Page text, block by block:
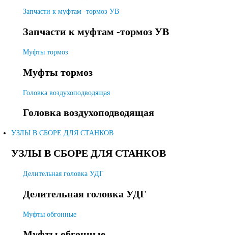
Запчасти к муфтам -тормоз УВ
Запчасти к муфтам -тормоз УВ
Муфты тормоз
Муфты тормоз
Головка воздухоподводящая
Головка воздухоподводящая
УЗЛЫ В СБОРЕ ДЛЯ СТАНКОВ
УЗЛЫ В СБОРЕ ДЛЯ СТАНКОВ
Делительная головка УДГ
Делительная головка УДГ
Муфты обгонные